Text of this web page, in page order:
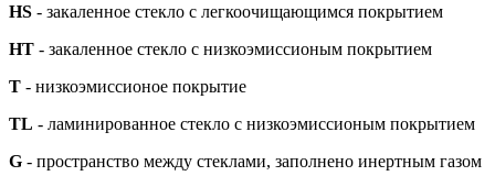
HS - закаленное стекло с легкоочищающимся покрытием
HT - закаленное стекло с низкоэмиссионым покрытием
T - низкоэмиссионое покрытие
TL - ламинированное стекло с низкоэмиссионым покрытием
G - пространство между стеклами, заполнено инертным газом